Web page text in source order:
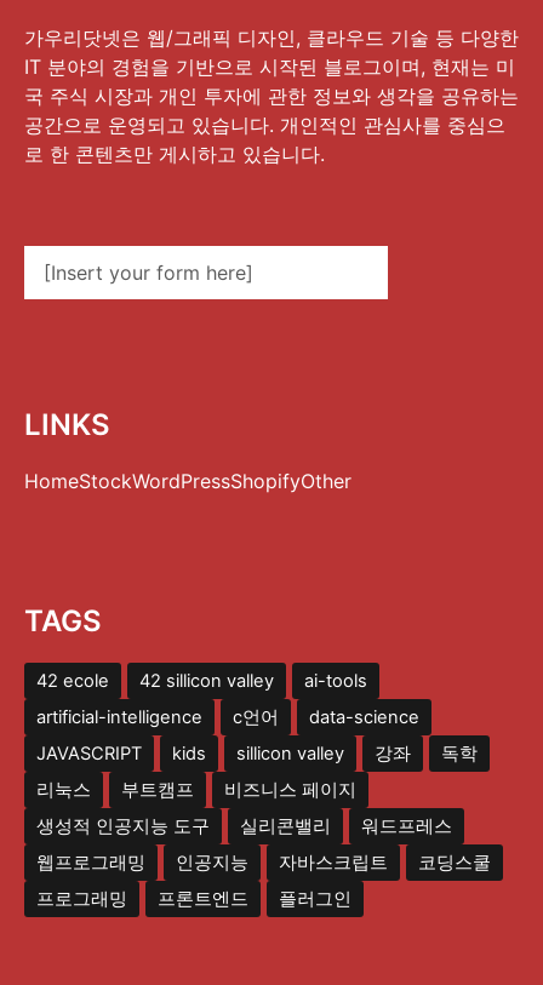
가우리닷넷은 웹/그래픽 디자인, 클라우드 기술 등 다양한
IT 분야의 경험을 기반으로 시작된 블로그이며, 현재는 미
국 주식 시장과 개인 투자에 관한 정보와 생각을 공유하는
공간으로 운영되고 있습니다. 개인적인 관심사를 중심으
로 한 콘텐츠만 게시하고 있습니다.
[Insert your form here]
LINKS
HomeStockWordPressShopifyOther
TAGS
42 ecole 42 sillicon valley
ai-tools
artificial-intelligence
c언어
data-science
JAVASCRIPT
kids sillicon valley 강좌
독학
리눅스
부트캠프
비즈니스 페이지
생성적 인공지능 도구
실리콘밸리
워드프레스
웹프로그래밍
인공지능 자바스크립트
코딩스쿨
프로그래밍
프론트엔드 플러그인